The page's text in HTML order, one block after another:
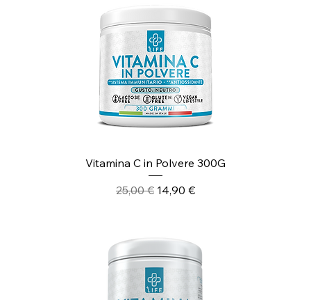
Vitamina C in Polvere 300G
Prezzo regolare
25,00 € Prezzo scontato
14,90 €